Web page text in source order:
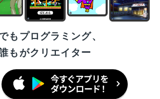
もプログラミング、
もがクリエイター